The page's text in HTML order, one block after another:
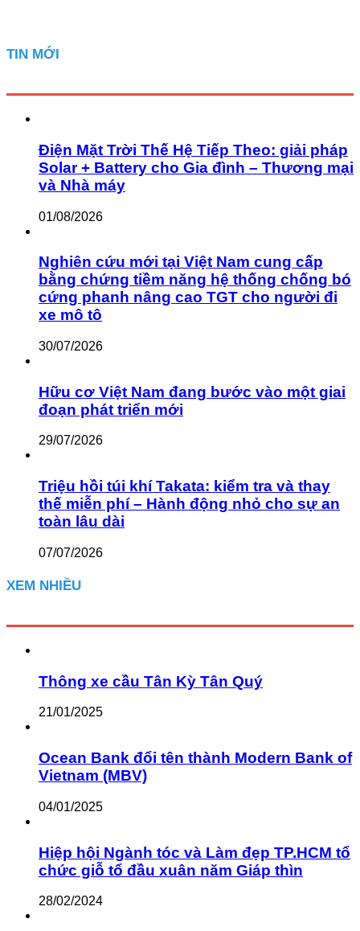
TIN MỚI
Điện Mặt Trời Thế Hệ Tiếp Theo: giải pháp
Solar + Battery cho Gia đình – Thương mại
và Nhà máy
01/08/2026
Nghiên cứu mới tại Việt Nam cung cấp
bằng chứng tiềm năng hệ thống chống bó
cứng phanh nâng cao TGT cho người đi
xe mô tô
30/07/2026
Hữu cơ Việt Nam đang bước vào một giai
đoạn phát triển mới
29/07/2026
Triệu hồi túi khí Takata: kiểm tra và thay
thế miễn phí – Hành động nhỏ cho sự an
toàn lâu dài
07/07/2026
XEM NHIỀU
Thông xe cầu Tân Kỳ Tân Quý
21/01/2025
Ocean Bank đổi tên thành Modern Bank of
Vietnam (MBV)
04/01/2025
Hiệp hội Ngành tóc và Làm đẹp TP.HCM tổ
chức giỗ tổ đầu xuân năm Giáp thìn
28/02/2024